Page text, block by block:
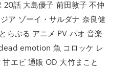
20話 大島優子 前田敦子 不仲
ア ゾーイ・サルダナ 奈良健
らぶる アニメ PV パオ 音楽
emotion 魚 コロッケ レ
エビ 通販 OD 大竹まこと